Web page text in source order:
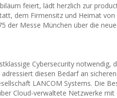
feiert, lädt herzlich zur
dem Firmensitz und Heimat von
der Messe München über die
Cybersecurity notwendig,
diesen Bedarf an
LANCOM Systems. Die
Cloud-verwaltete Netzwerke mit